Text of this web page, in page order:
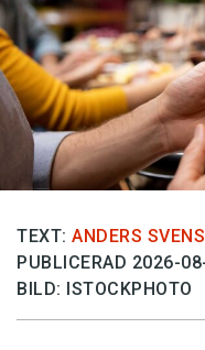
TEXT: ANDERS
PUBLICERAD 2026-
BILD: ISTOCKPHOTO